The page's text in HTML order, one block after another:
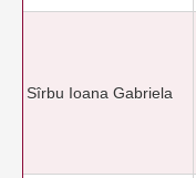
Sîrbu Ioana Gabriela